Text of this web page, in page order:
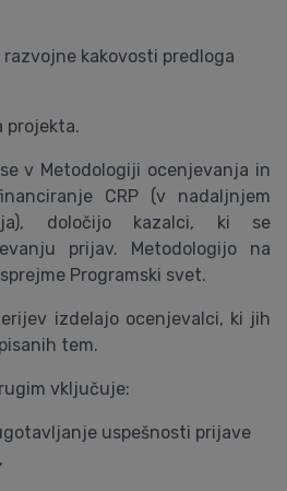
kakovosti predloga
projekta.
v Metodologiji ocenjevanja in
CRP (v nadaljnjem
določijo kazalci, ki se
prijav. Metodologijo na
Programski svet.
izdelajo ocenjevalci, ki jih
tem.
vključuje:
uspešnosti prijave